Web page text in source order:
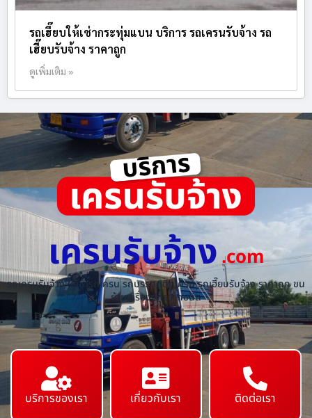
รถเฮี๊ยบให้เช่ากระทุ่มแบน บริการ รถเครนรับจ้าง รถ
เฮี๊ยบรับจ้าง ราคาถูก
ดูเพิ่มเติม »
เครนรับจ้าง.com
รถเครนรับจ้าง ให้เช่ารถเครน รถบรรทุกติดเครน รถเฮี๊ยบรับจ้าง ราคาถูก ขน
ย้ายเครื่องจักร ทุกชนิด
บริการของเรา เกี่ยวกับเรา ติดต่อเรา